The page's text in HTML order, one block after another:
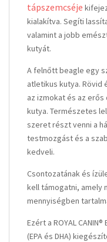
tápszemcséje
kialakítva. Segíti
valamint a jobb
kutyát.
A felnőtt beagle egy
atletikus kutya. Rövid
az izmokat és az
kutya. Természetes
szeret részt venni a
testmozgást és a
kedveli.
Csontozatának és
kell támogatni, amely
mennyiségben
Ezért a ROYAL
(EPA és DHA)